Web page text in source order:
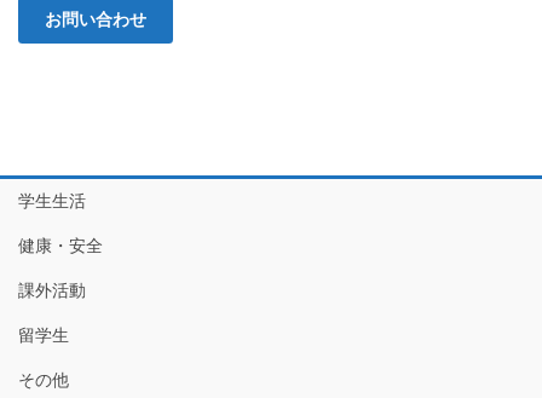
お問い合わせ
学生生活
健康・安全
課外活動
留学生
その他